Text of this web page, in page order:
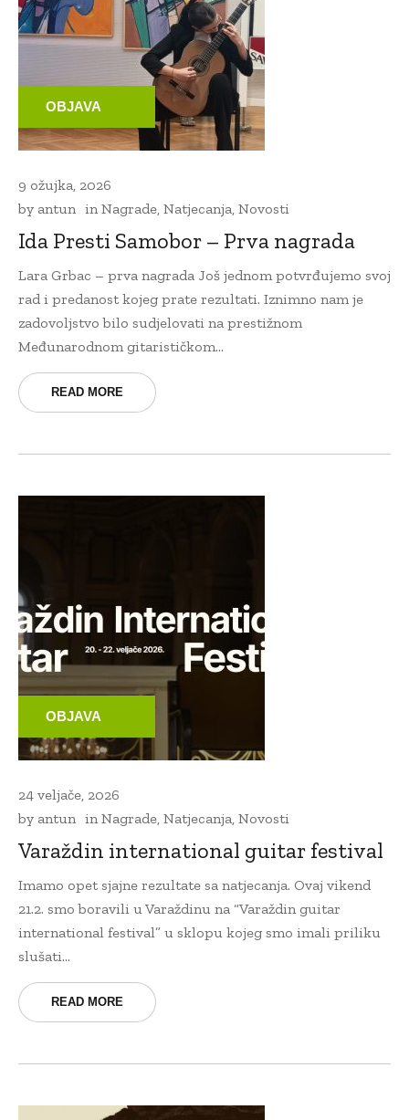
OBJAVA
9 ožujka, 2026
by antun in Nagrade Natjecanja Novosti
Ida Presti Samobor – Prva nagrada
Lara Grbac – prva nagrada Još jednom potvrđujemo svoj
rad i predanost kojeg prate rezultati. Iznimno nam je
zadovoljstvo bilo sudjelovati na prestižnom
Međunarodnom gitarističkom...
READ MORE
OBJAVA
24 veljače, 2026
by antun in Nagrade Natjecanja Novosti
Varaždin international guitar festival
Imamo opet sjajne rezultate sa natjecanja. Ovaj vikend
21.2. smo boravili u Varaždinu na “Varaždin guitar
international festival” u sklopu kojeg smo imali priliku
slušati...
READ MORE